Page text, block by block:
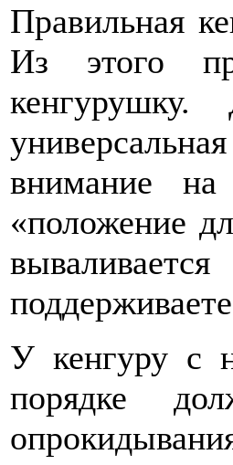
Правильная
Из этого
внимание
«положение
У кенгуру с
порядке